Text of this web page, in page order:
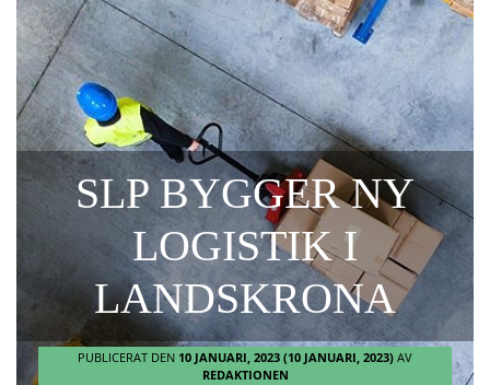
SLP BYGGER NY
LOGISTIK I
LANDSKRONA
PUBLICERAT DEN 10 JANUARI, 2023 (10 JANUARI, 2023) AV
REDAKTIONEN